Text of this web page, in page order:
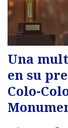
Una
en su
Colo-